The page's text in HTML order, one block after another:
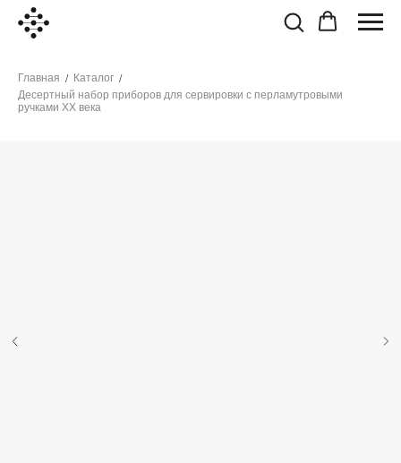
Главная / Каталог /
Десертный набор приборов для сервировки с перламутровыми
ручками XX века